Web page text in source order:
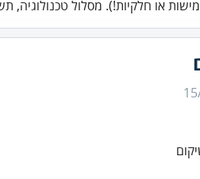
או חלקיות!). מסלול טכנולוגיה,